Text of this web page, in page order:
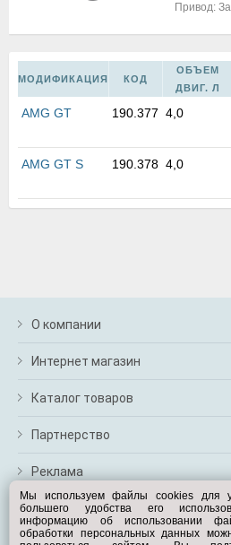
Привод:
МОДИФИКАЦИЯ КОД
ОБЪЕМ
ДВИГ. Л
AMG GT 190.377 4,0
AMG GT S 190.378 4,0
О компании
Интернет магазин
Каталог товаров
Партнерство
Реклама
Перейти на
Мы используем файлы cookies для
большего удобства его
информацию об использовании
обработки персональных данных